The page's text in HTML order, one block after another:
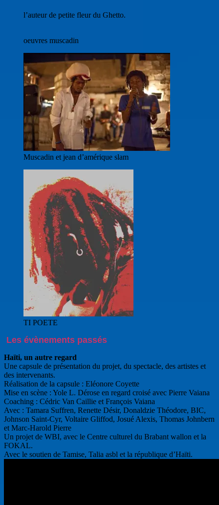
l’auteur de petite fleur du Ghetto.
oeuvres muscadin
Muscadin et jean d’amérique slam
TI POETE
Les évènements passés
Haïti, un autre regard
Une capsule de présentation du projet, du spectacle, des artistes et
des intervenants.
Réalisation de la capsule : Eléonore Coyette
Mise en scène : Yole L. Dérose en regard croisé avec Pierre Vaiana
Coaching : Cédric Van Caillie et François Vaiana
Avec : Tamara Suffren, Renette Désir, Donaldzie Théodore, BIC,
Johnson Saint-Cyr, Voltaire Gliffod, Josué Alexis, Thomas Johnbern
et Marc-Harold Pierre
Un projet de WBI, avec le Centre culturel du Brabant wallon et la
FOKAL.
Avec le soutien de Tamise, Talia asbl et la république d’Haïti.